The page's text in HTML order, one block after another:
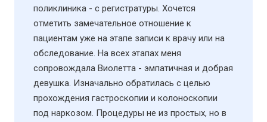
поликлиника - с регистратуры. Хочется
отметить замечательное отношение к
пациентам уже на этапе записи к врачу или на
обследование. На всех этапах меня
сопровождала Виолетта - эмпатичная и добрая
девушка. Изначально обратилась с целью
прохождения гастроскопии и колоноскопии
под наркозом. Процедуры не из простых, но в